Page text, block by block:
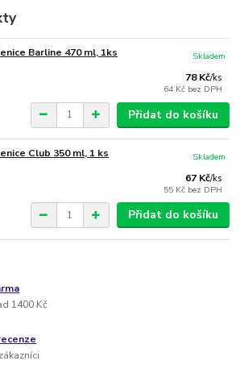
Barline 470 ml, 1ks
78 Kč/ks
64 Kč bez DPH
Skladem
Přidat do košíku
Club 350 ml, 1 ks
67 Kč/ks
55 Kč bez DPH
Skladem
Přidat do košíku
1400 Kč